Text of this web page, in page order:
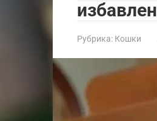
Рубрика: Кошки